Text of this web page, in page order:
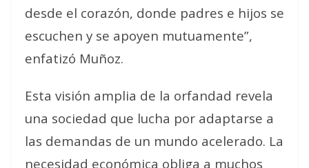
desde el corazón, donde padres e hijos se
escuchen y se apoyen mutuamente”,
enfatizó Muñoz.
Esta visión amplia de la orfandad revela
una sociedad que lucha por adaptarse a
las demandas de un mundo acelerado. La
necesidad económica obliga a muchos